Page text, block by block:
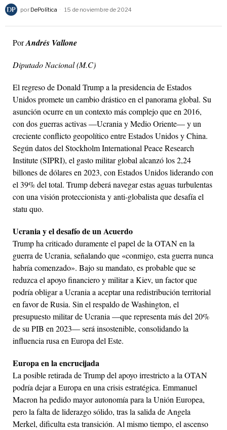
por DePolítica 15 de noviembre de 2024
PorAndrés Vallone
Diputado Nacional (M.C)
El regreso de Donald Trump a la presidencia de Estados
Unidos promete un cambio drástico en el panorama global. Su
asunción ocurre en un contexto más complejo que en 2016,
con dos guerras activas —Ucrania y Medio Oriente— y un
creciente conflicto geopolítico entre Estados Unidos y China.
Según datos del Stockholm International Peace Research
Institute (SIPRI), el gasto militar global alcanzó los 2,24
billones de dólares en 2023, con Estados Unidos liderando con
el 39% del total. Trump deberá navegar estas aguas turbulentas
con una visión proteccionista y anti-globalista que desafía el
statu quo.
Ucrania y el desafío de un Acuerdo
Trump ha criticado duramente el papel de la OTAN en la
guerra de Ucrania, señalando que «conmigo, esta guerra nunca
habría comenzado». Bajo su mandato, es probable que se
reduzca el apoyo financiero y militar a Kiev, un factor que
podría obligar a Ucrania a aceptar una redistribución territorial
en favor de Rusia. Sin el respaldo de Washington, el
presupuesto militar de Ucrania —que representa más del 20%
de su PIB en 2023— será insostenible, consolidando la
influencia rusa en Europa del Este.
Europa en la encrucijada
La posible retirada de Trump del apoyo irrestricto a la OTAN
podría dejar a Europa en una crisis estratégica. Emmanuel
Macron ha pedido mayor autonomía para la Unión Europea,
pero la falta de liderazgo sólido, tras la salida de Angela
Merkel, dificulta esta transición. Al mismo tiempo, el ascenso